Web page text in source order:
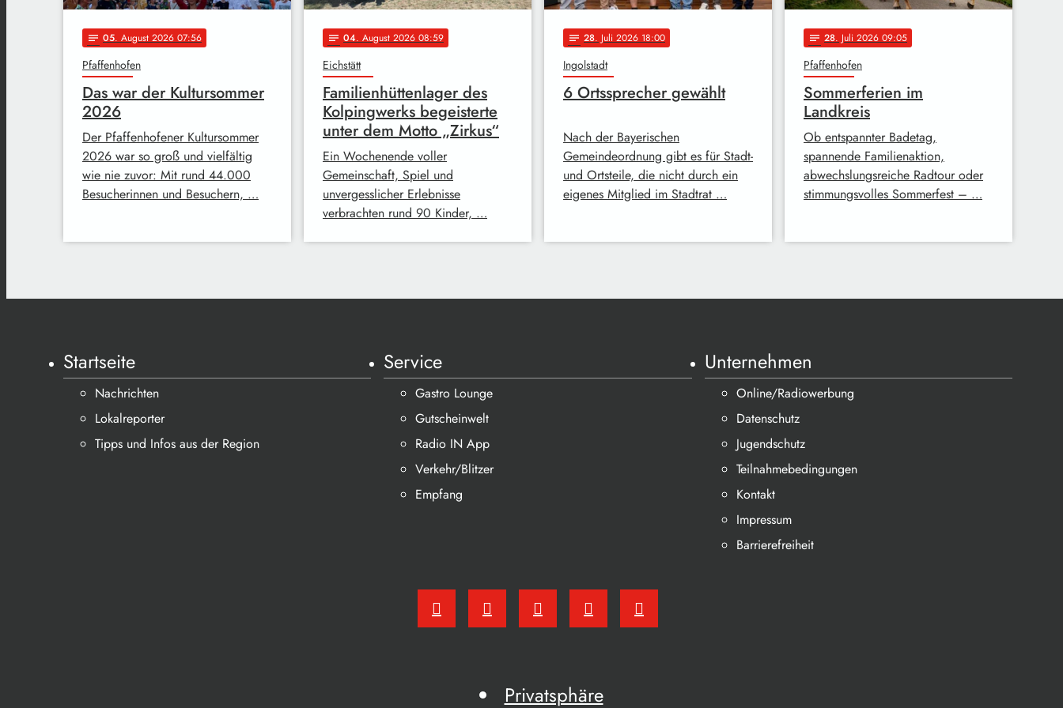
notes 05. August 2026 07:56
Pfaffenhofen
Das war der Kultursommer
2026
Der Pfaffenhofener Kultursommer
2026 war so groß und vielfältig
wie nie zuvor: Mit rund 44.000
Besucherinnen und Besuchern, …
notes 04. August 2026 08:59
Eichstätt
Familienhüttenlager des
Kolpingwerks begeisterte
unter dem Motto „Zirkus“
Ein Wochenende voller
Gemeinschaft, Spiel und
unvergesslicher Erlebnisse
verbrachten rund 90 Kinder, …
notes 28. Juli 2026 18:00
Ingolstadt
6 Ortssprecher gewählt
Nach der Bayerischen
Gemeindeordnung gibt es für Stadt-
und Ortsteile, die nicht durch ein
eigenes Mitglied im Stadtrat …
notes 28. Juli 2026 09:05
Pfaffenhofen
Sommerferien im
Landkreis
Ob entspannter Badetag,
spannende Familienaktion,
abwechslungsreiche Radtour oder
stimmungsvolles Sommerfest – …
Startseite
Nachrichten
Lokalreporter
Tipps und Infos aus der Region
Service
Gastro Lounge
Gutscheinwelt
Radio IN App
Verkehr/Blitzer
Empfang
Unternehmen
Online/Radiowerbung
Datenschutz
Jugendschutz
Teilnahmebedingungen
Kontakt
Impressum
Barrierefreiheit
Privatsphäre